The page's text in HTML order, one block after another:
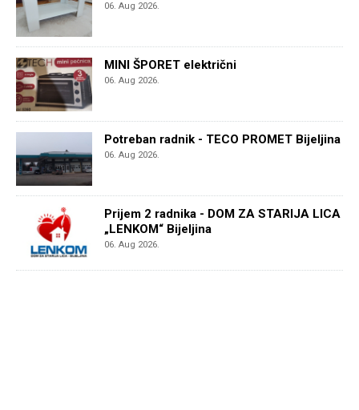
06. Aug 2026.
MINI ŠPORET električni
06. Aug 2026.
Potreban radnik - TECO PROMET Bijeljina
06. Aug 2026.
Prijem 2 radnika - DOM ZA STARIJA LICA
„LENKOM“ Bijeljina
06. Aug 2026.